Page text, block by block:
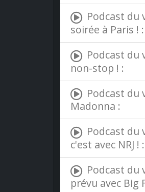
Podcast du
soirée à Paris ! :
Podcast du
non-stop ! :
Podcast du
Madonna :
Podcast du
c'est avec NRJ ! :
Podcast du
prévu avec Big